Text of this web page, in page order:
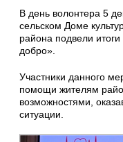
В день волонтера 5
сельском Доме
района подвели
добро».
Участники данного
помощи жителям
возможностями,
ситуации.